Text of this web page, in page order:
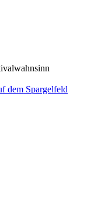
dem Spargelfeld